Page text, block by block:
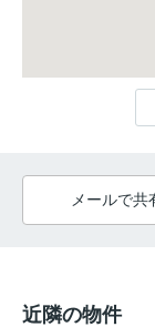
メールで共
近隣の物件